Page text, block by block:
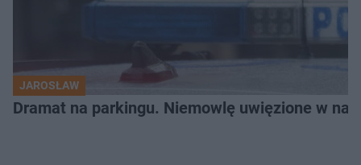
JAROSŁAW
Dramat na parkingu. Niemowlę uwięzione w